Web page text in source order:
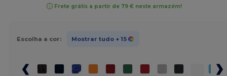
Frete grátis a partir de 79 € neste armazém!
Escolha a cor: Mostrar tudo + 15